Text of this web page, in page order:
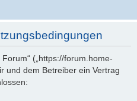
(„https://forum.home-
und dem Betreiber ein Vertrag